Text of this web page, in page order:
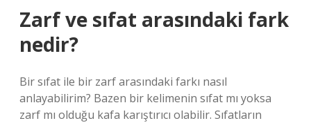
Zarf ve sıfat arasındaki fark
nedir?
Bir sıfat ile bir zarf arasındaki farkı nasıl
anlayabilirim? Bazen bir kelimenin sıfat mı yoksa
zarf mı olduğu kafa karıştırıcı olabilir. Sıfatların